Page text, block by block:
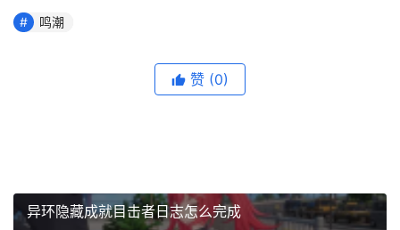
鸣潮
赞 (0)
异环隐藏成就目击者日志怎么完成